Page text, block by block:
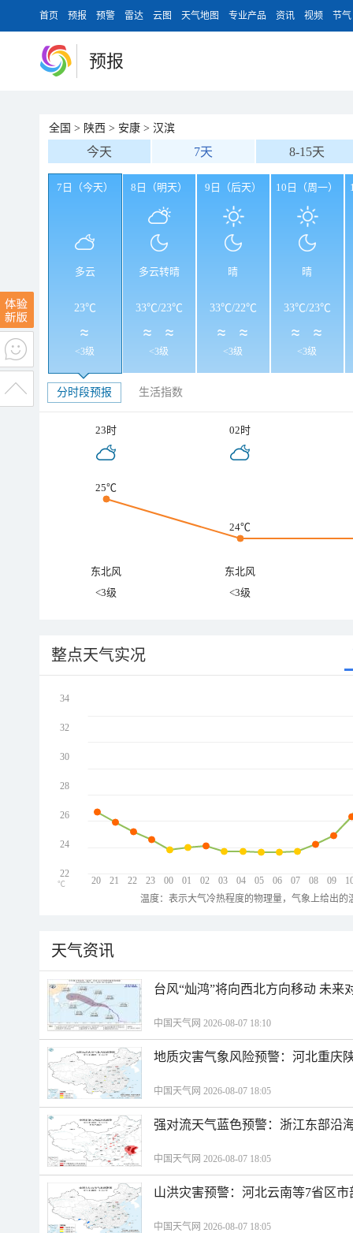
首页 预报 预警 雷达 云图 天气地图 专业产品 资讯 视频 节气
预报
全国 > 陕西 > 安康 > 汉滨
今天 7天 8-15天
7日（今天）
多云
23℃
<3级
8日（明天）
多云转晴
33℃/23℃
<3级
9日（后天）
晴
33℃/22℃
<3级
10日（周一）
晴
33℃/23℃
<3级
分时段预报 生活指数
23时 02时
25℃
24℃
东北风
东北风
<3级
<3级
整点天气实况
20 21 22 23 00 01 02 03 04 05 06 07 08 09
34
32
30
28
26
24
22
℃
温度：表示大气冷热程度的物理量，气象上给出
天气资讯
台风“灿鸿”将向西北方向移动 未来
中国天气网 2026-08-07 18:10
地质灾害气象风险预警：河北重庆
中国天气网 2026-08-07 18:05
强对流天气蓝色预警：浙江东部沿
中国天气网 2026-08-07 18:05
山洪灾害预警：河北云南等7省区
中国天气网 2026-08-07 18:05